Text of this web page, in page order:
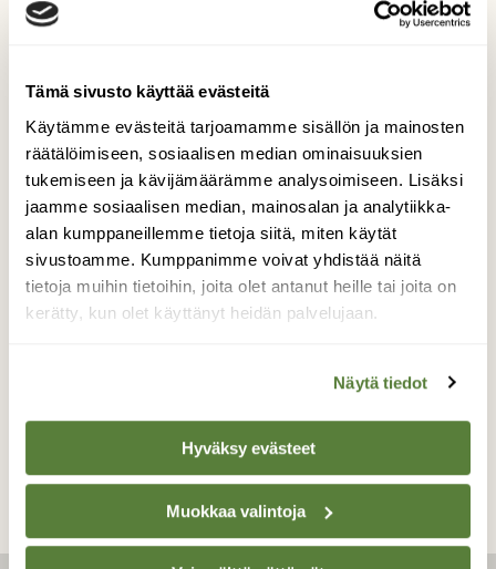
Tämä sivusto käyttää evästeitä
Käytämme evästeitä tarjoamamme sisällön ja mainosten
räätälöimiseen, sosiaalisen median ominaisuuksien
tukemiseen ja kävijämäärämme analysoimiseen. Lisäksi
jaamme sosiaalisen median, mainosalan ja analytiikka-
alan kumppaneillemme tietoja siitä, miten käytät
sivustoamme. Kumppanimme voivat yhdistää näitä
tietoja muihin tietoihin, joita olet antanut heille tai joita on
kerätty, kun olet käyttänyt heidän palvelujaan.
Näytä tiedot
Hyväksy evästeet
Muokkaa valintoja
Vilvoittelua helteellä
Västäräkin poikanen näytti jalkakäytävän
lätäkössä kylpiessään ihmettelevän omaa
peilikuvaansa.
Valokuvaaja: Risto Kangassalo, Raision keskusta
26.6.2021 illalla